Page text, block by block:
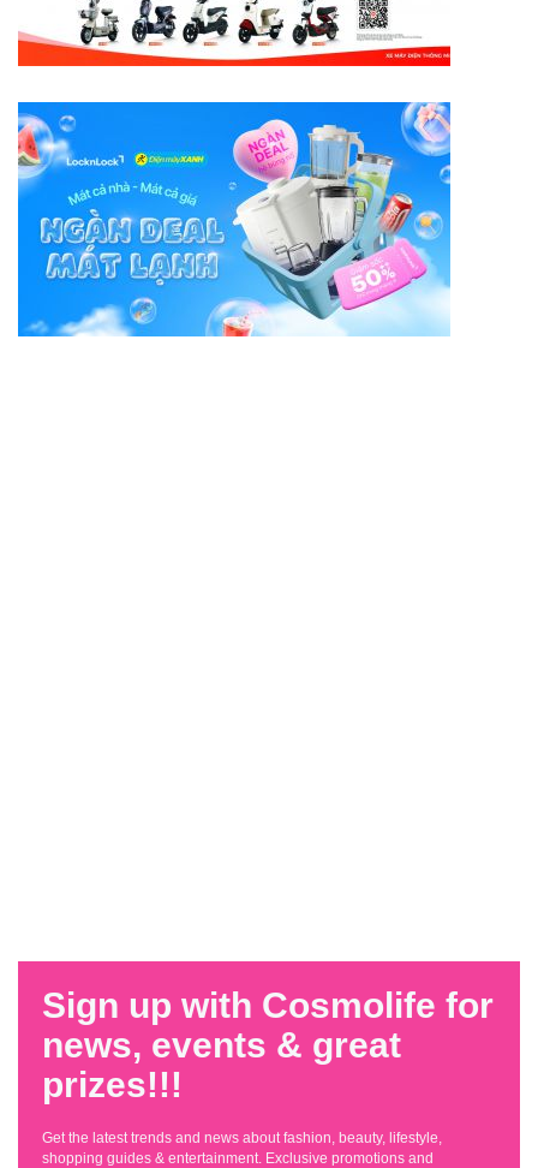
Sign up with Cosmolife for
news, events & great
prizes!!!
Get the latest trends and news about fashion, beauty, lifestyle,
shopping guides & entertainment. Exclusive promotions and